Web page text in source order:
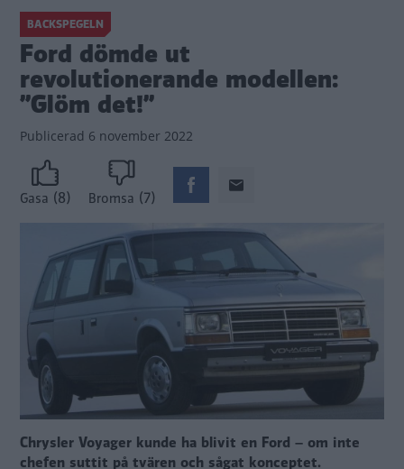
BACKSPEGELN
Ford dömde ut
revolutionerande modellen:
”Glöm det!”
Publicerad 6 november 2022
Gasa (8) Bromsa (7)
Chrysler Voyager kunde ha blivit en Ford – om inte
chefen suttit på tvären och sågat konceptet.